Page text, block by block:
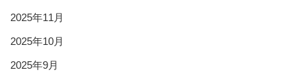
2025年11月
2025年10月
2025年9月